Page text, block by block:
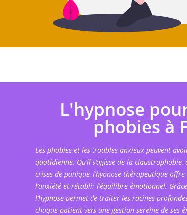
L'hypnose
phobies à
Les phobies et les troubles anxieux peuvent
quotidienne. Qu’il s’agisse de la
crises de panique, l’hypnose thérapeutique
l’anxiété et rétablir l’équilibre émotionnel.
l’hypnose permet de traiter les racines
chaque patient vers une gestion sereine de ses